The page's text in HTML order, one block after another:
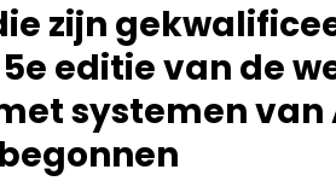
zijn
editie van de
systemen van